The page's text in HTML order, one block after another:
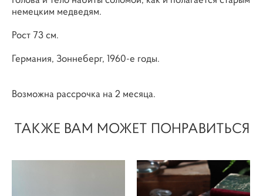
немецким медведям.
Рост 73 см.
Германия, Зоннеберг, 1960-е годы.
Возможна рассрочка на 2 месяца.
ТАКЖЕ ВАМ МОЖЕТ ПОНРАВИТЬСЯ